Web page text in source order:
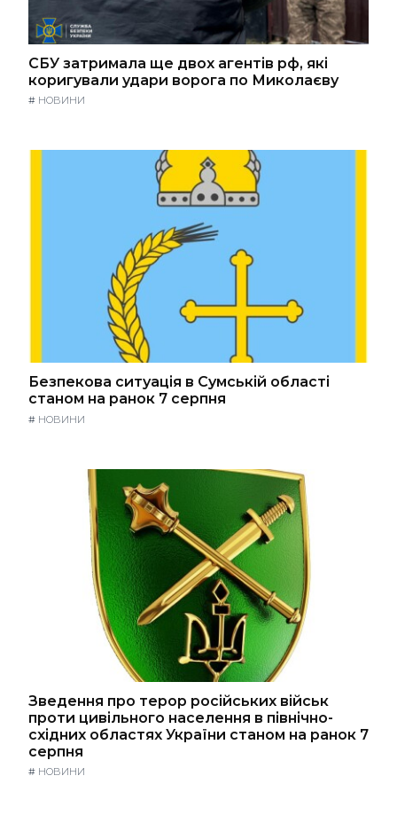
СБУ затримала ще двох агентів рф, які
коригували удари ворога по Миколаєву
# НОВИНИ
Безпекова ситуація в Сумській області
станом на ранок 7 серпня
# НОВИНИ
Зведення про терор російських військ
проти цивільного населення в північно-
східних областях України станом на ранок 7
серпня
# НОВИНИ